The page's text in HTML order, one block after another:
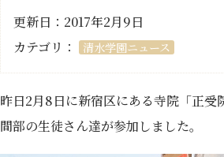
更新日：2017年2月9日
カテゴリ：
清水学園ニュース
昨日2月8日に新宿区にある寺院「正
間部の生徒さん達が参加しました。